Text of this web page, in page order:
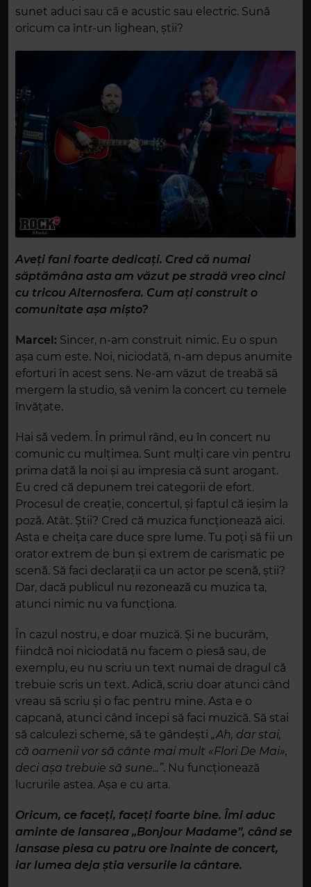
sunet aduci sau că e acustic sau electric. Sună
oricum ca într-un lighean, știi?
Aveți fani foarte dedicați. Cred că numai
săptămâna asta am văzut pe stradă vreo cinci
cu tricou Alternosfera. Cum ați construit o
comunitate așa mișto?
Marcel: Sincer, n-am construit nimic. Eu o spun
așa cum este. Noi, niciodată, n-am depus anumite
eforturi în acest sens. Ne-am văzut de treabă să
mergem la studio, să venim la concert cu temele
învățate.
Hai să vedem. În primul rând, eu în concert nu
comunic cu mulțimea. Sunt mulți care vin pentru
prima dată la noi și au impresia că sunt arogant.
Eu cred că depunem trei categorii de efort.
Procesul de creație, concertul, și faptul că ieșim la
poză. Atât. Știi? Cred că muzica funcționează aici.
Asta e cheița care duce spre lume. Tu poți să fii un
orator extrem de bun și extrem de carismatic pe
scenă. Să faci declarații ca un actor pe scenă, știi?
Dar, dacă publicul nu rezonează cu muzica ta,
atunci nimic nu va funcționa.
În cazul nostru, e doar muzică. Și ne bucurăm,
fiindcă noi niciodată nu facem o piesă sau, de
exemplu, eu nu scriu un text numai de dragul că
trebuie scris un text. Adică, scriu doar atunci când
vreau să scriu și o fac pentru mine. Asta e o
capcană, atunci când începi să faci muzică. Să stai
să calculezi scheme, să te gândești „Ah, dar stai,
că oamenii vor să cânte mai mult «Flori De Mai»,
deci așa trebuie să sune...”. Nu funcționează
lucrurile astea. Așa e cu arta.
Oricum, ce faceți, faceți foarte bine. Îmi aduc
aminte de lansarea „Bonjour Madame”, când se
lansase piesa cu patru ore înainte de concert,
iar lumea deja știa versurile la cântare.